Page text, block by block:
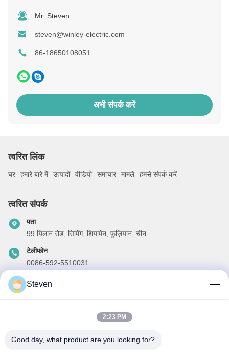
Mr. Steven
steven@winley-electric.com
86-18650108051
अभी संपर्क करें
त्वरित लिंक
घर हमारे बारे में उत्पादों वीडियो समाचार मामले हमसे संपर्क करें
त्वरित संपर्क
पता
99 यिलान रोड, सिमिंग, शियामेन, फ़ुज़ियान, चीन
टेलीफोन
0086-592-5510031
ईमेल
हमारा समाचार पत्र
Steven
2:23 PM
Good day, what product are you looking for?